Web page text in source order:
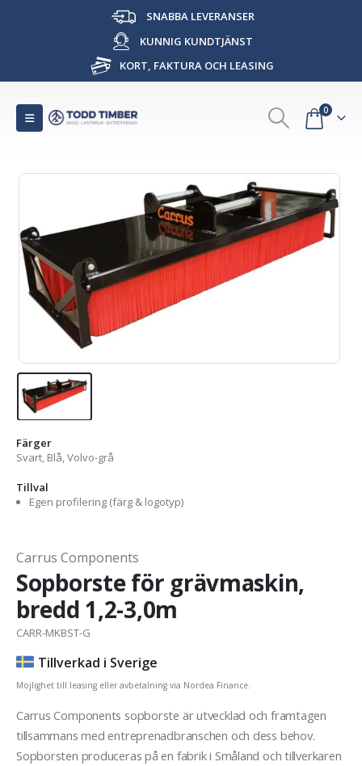
SNABBA LEVERANSER
KUNNIG KUNDTJÄNST
KORT, FAKTURA OCH LEASING
0
Färger
Svart, Blå, Volvo-grå
Tillval
Egen profilering (färg & logotyp)
Carrus Components
Sopborste för grävmaskin,
bredd 1,2-3,0m
CARR-MKBST-G
Tillverkad i Sverige
Möjlighet till leasing eller avbetalning via Nordea Finance.
Carrus Components sopborste är utvecklad och framtagen
tillsammans med entreprenadbranschen och dess behov.
Sopborsten produceras på en fabrik i Småland och tillverkaren